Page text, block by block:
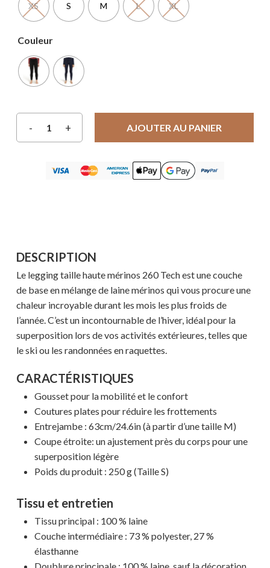
XS S M L XL
Couleur
AJOUTER AU PANIER
DESCRIPTION
Le legging taille haute mérinos 260 Tech est une couche
de base en mélange de laine mérinos qui vous procure une
chaleur incroyable durant les mois les plus froids de
l’année. C’est un incontournable de l’hiver, idéal pour la
superposition lors de vos activités extérieures, telles que
le ski ou les randonnées en raquettes.
CARACTÉRISTIQUES
Gousset pour la mobilité et le confort
Coutures plates pour réduire les frottements
Entrejambe : 63cm/24.6in (à partir d’une taille M)
Coupe étroite: un ajustement près du corps pour une
superposition légère
Poids du produit : 250 g (Taille S)
Tissu et entretien
Tissu principal : 100 % laine
Couche intermédiaire : 73 % polyester, 27 %
élasthanne